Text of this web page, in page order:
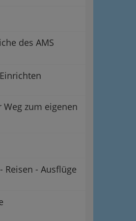
des AMS
Weg zum eigenen
Reisen - Ausflüge